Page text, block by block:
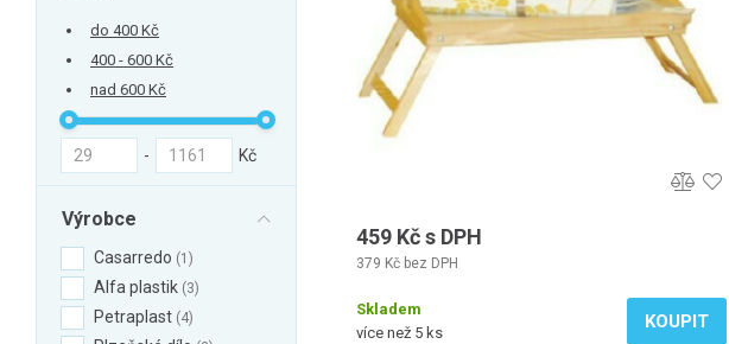
do 400 Kč
400 - 600 Kč
nad 600 Kč
- Kč
Výrobce
Casarredo 1
Alfa plastik 3
Petraplast 4
459 Kč s DPH
379 Kč bez DPH
Skladem
více než 5 ks
KOUPIT